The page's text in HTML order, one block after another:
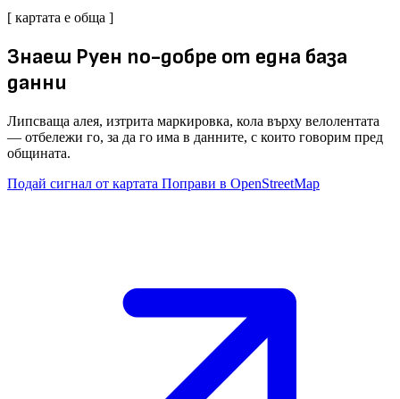
[ картата е обща ]
Знаеш Руен по-добре от една база
данни
Липсваща алея, изтрита маркировка, кола върху велолентата
— отбележи го, за да го има в данните, с които говорим пред
общината.
Подай сигнал от картата Поправи в OpenStreetMap